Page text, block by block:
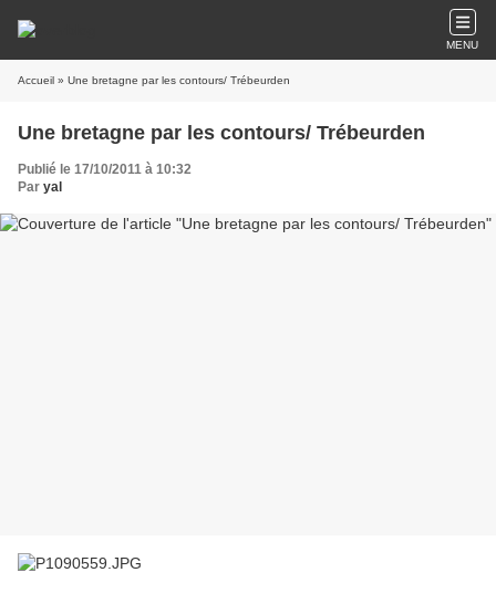
MENU
Accueil » Une bretagne par les contours/ Trébeurden
Une bretagne par les contours/ Trébeurden
Publié le 17/10/2011 à 10:32
Par yal